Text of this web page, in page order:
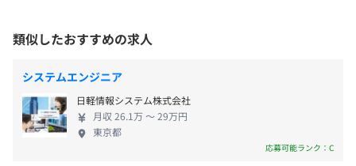
2005年9月 PDC 2005 @ LA
2005年6月 Tech・Ed 2005 @ Orlando
2005年 ソフトウェアベンチャーUS研修ツアー @
Redmond
■日比谷線「広尾駅」より徒歩8分
社会保険完備（健康保険〈関東ITソフトウェア健康保険組
合加入〉・厚生年金保険、雇用保険・労災保険）
ロー製品の中にあっても確固たる地位を築き、多く
の有名企業でも使用されています。 技術ありきでは
なく、徹底したユーザー目線での完全自社開発にこ
だわっているため、社員ひとりひとりも自分のアイ
デアをしっかりと製品に落とし込める環境が整って
います。 また、弊社では人柄重視の採用をおこなっ
ているため、教育体制をしっかりと整えております。
類似したおすすめの求人
システムエンジニア
日軽情報システム株式会社
月収 26.1万 〜 29万円
東京都
応募可能ランク：C